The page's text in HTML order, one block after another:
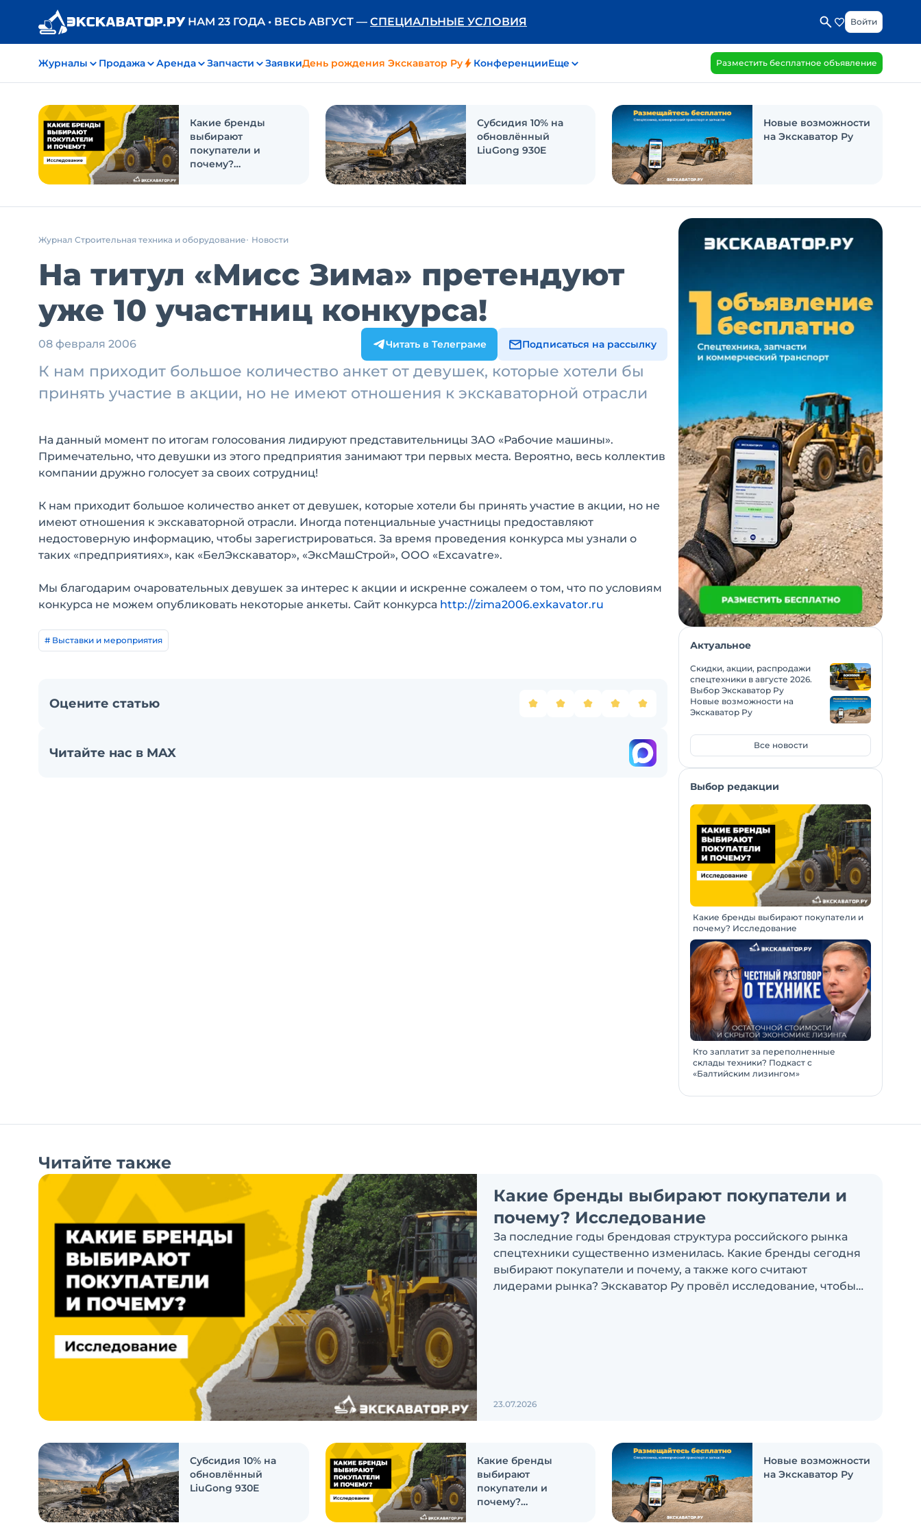
НАМ 23 ГОДА • ВЕСЬ АВГУСТ — СПЕЦИАЛЬНЫЕ УСЛОВИЯ Войти
Журналы Продажа Аренда Запчасти ЗаявкиДень рождения Экскаватор Ру КонференцииЕще Разместить бесплатное объявление
Какие бренды
выбирают
покупатели и
почему?
Субсидия 10% на
обновлённый
LiuGong 930E
Новые возможности
на Экскаватор Ру
Журнал Строительная техника и оборудование Новости
На титул «Мисс Зима» претендуют
уже 10 участниц конкурса!
08 февраля 2006 Читать в Телеграме Подписаться на рассылку
К нам приходит большое количество анкет от девушек, которые хотели бы
принять участие в акции, но не имеют отношения к экскаваторной отрасли
На данный момент по итогам голосования лидируют представительницы ЗАО «Рабочие машины».
Примечательно, что девушки из этого предприятия занимают три первых места. Вероятно, весь коллектив
компании дружно голосует за своих сотрудниц!
К нам приходит большое количество анкет от девушек, которые хотели бы принять участие в акции, но не
имеют отношения к экскаваторной отрасли. Иногда потенциальные участницы предоставляют
недостоверную информацию, чтобы зарегистрироваться. За время проведения конкурса мы узнали о
таких «предприятиях», как «БелЭкскаватор», «ЭксМашСтрой», ООО «Excavatre».
Мы благодарим очаровательных девушек за интерес к акции и искренне сожалеем о том, что по условиям
конкурса не можем опубликовать некоторые анкеты. Сайт конкурса http://zima2006.exkavator.ru
# Выставки и мероприятия
Оцените статью
Читайте нас в MAX
Актуальное
Скидки, акции, распродажи
спецтехники в августе 2026.
Выбор Экскаватор Ру
Новые возможности на
Экскаватор Ру
Все новости
Выбор редакции
Какие бренды выбирают покупатели и
почему? Исследование
Кто заплатит за переполненные
склады техники? Подкаст с
«Балтийским лизингом»
Читайте также
Какие бренды выбирают покупатели и
почему? Исследование
За последние годы брендовая структура российского рынка
спецтехники существенно изменилась. Какие бренды сегодня
выбирают покупатели и почему, а также кого считают
лидерами рынка? Экскаватор Ру провёл исследование, чтобы
23.07.2026
Субсидия 10% на
обновлённый
LiuGong 930E
Какие бренды
выбирают
покупатели и
почему?
Новые возможности
на Экскаватор Ру